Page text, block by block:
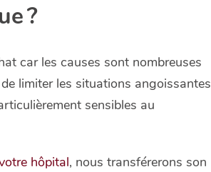
?
car les causes sont nombreuses
limiter les situations angoissantes
sensibles au
hôpital, nous transférerons son